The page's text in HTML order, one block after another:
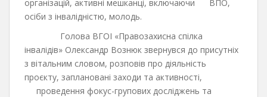
організацій, активні мешканці, включаючи ВПО,
осіби з інвалідністю, молодь.
Голова ВГОІ «Правозахисна спілка
інвалідів» Олександр Вознюк звернувся до присутніх
з вітальним словом, розповів про діяльність
проєкту, заплановані заходи та активності,
проведення фокус-групових досліджень та